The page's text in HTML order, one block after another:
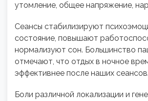
утомление, общее напряжение,
Сеансы стабилизируют
состояние, повышают
нормализуют сон. Большинство
отмечают, что отдых в ночное
эффективнее после наших сеансов.
Боли различной локализации и